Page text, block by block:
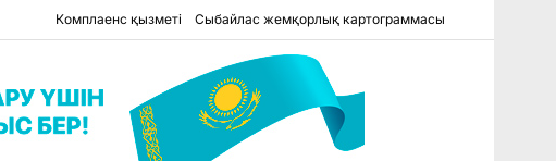
Комплаенс қызметі Сыбайлас жемқорлық картограммасы